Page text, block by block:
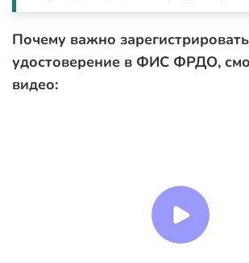
Почему важно зарегистрировать
удостоверение в ФИС ФРДО,
видео: